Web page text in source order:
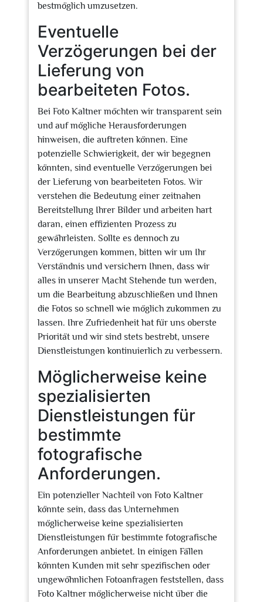
bestmöglich umzusetzen.
Eventuelle
Verzögerungen bei der
Lieferung von
bearbeiteten Fotos.
Bei Foto Kaltner möchten wir transparent sein
und auf mögliche Herausforderungen
hinweisen, die auftreten können. Eine
potenzielle Schwierigkeit, der wir begegnen
könnten, sind eventuelle Verzögerungen bei
der Lieferung von bearbeiteten Fotos. Wir
verstehen die Bedeutung einer zeitnahen
Bereitstellung Ihrer Bilder und arbeiten hart
daran, einen effizienten Prozess zu
gewährleisten. Sollte es dennoch zu
Verzögerungen kommen, bitten wir um Ihr
Verständnis und versichern Ihnen, dass wir
alles in unserer Macht Stehende tun werden,
um die Bearbeitung abzuschließen und Ihnen
die Fotos so schnell wie möglich zukommen zu
lassen. Ihre Zufriedenheit hat für uns oberste
Priorität und wir sind stets bestrebt, unsere
Dienstleistungen kontinuierlich zu verbessern.
Möglicherweise keine
spezialisierten
Dienstleistungen für
bestimmte
fotografische
Anforderungen.
Ein potenzieller Nachteil von Foto Kaltner
könnte sein, dass das Unternehmen
möglicherweise keine spezialisierten
Dienstleistungen für bestimmte fotografische
Anforderungen anbietet. In einigen Fällen
könnten Kunden mit sehr spezifischen oder
ungewöhnlichen Fotoanfragen feststellen, dass
Foto Kaltner möglicherweise nicht über die